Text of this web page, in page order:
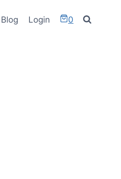
Blog Login 0